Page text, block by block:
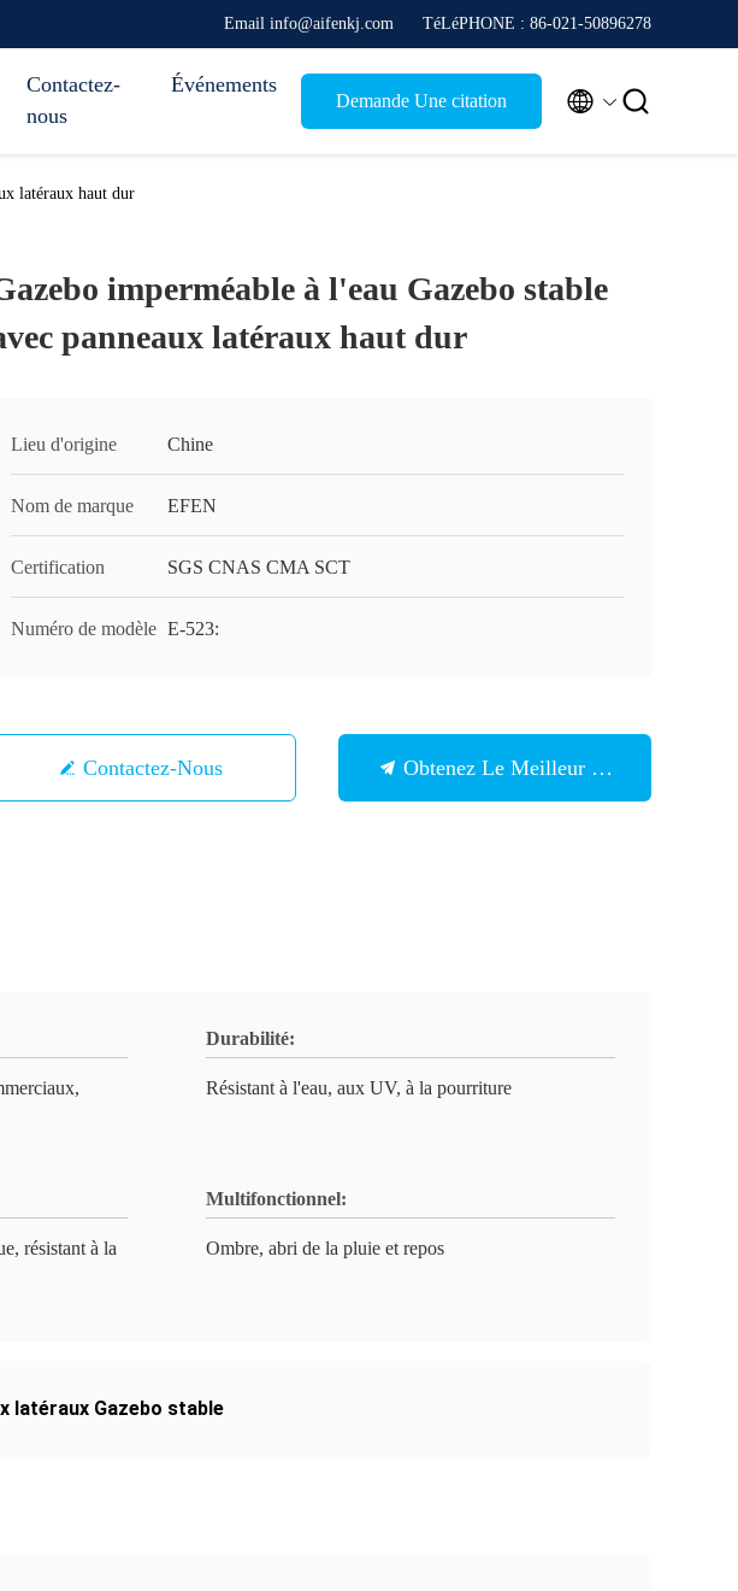
Email info@aifenkj.com TéLéPHONE : 86-021-50896278
Contactez-
nous
Événements
Demande Une citation  
latéraux haut dur
imperméable à l'eau Gazebo stable
panneaux latéraux haut dur
Lieu d'origine Chine
Nom de marque EFEN
Certification SGS CNAS CMA SCT
Numéro de modèle E-523:
Contactez-Nous Obtenez Le Meilleur Prix
Durabilité:
Résistant à l'eau, aux UV, à la pourriture
résistant à la
Multifonctionnel:
Ombre, abri de la pluie et repos
latéraux Gazebo stable